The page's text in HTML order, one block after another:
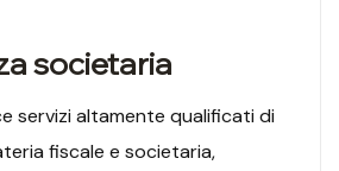
societaria
servizi altamente qualificati di
fiscale e societaria,